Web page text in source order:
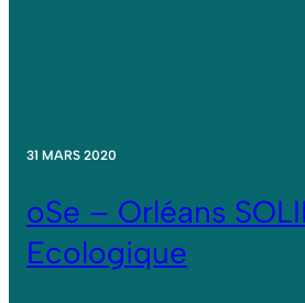
31 MARS 2020
oSe – Orléans
Ecologique